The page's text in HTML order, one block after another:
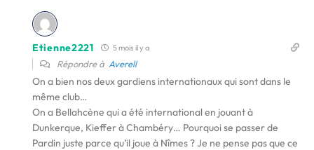
Etienne2221 5 mois il y a
Répondre à Averell
On a bien nos deux gardiens internationaux qui sont dans le
même club…
On a Bellahcène qui a été international en jouant à
Dunkerque, Kieffer à Chambéry… Pourquoi se passer de
Pardin juste parce qu’il joue à Nîmes ? Je ne pense pas que ce